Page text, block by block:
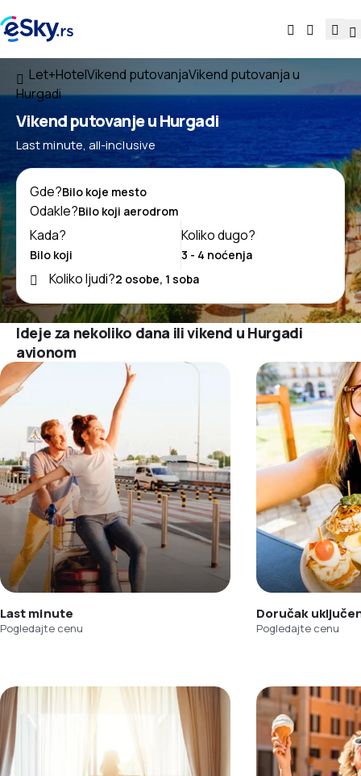
Let+HotelVikend putovanjaVikend putovanja u
Hurgadi
Vikend putovanje u Hurgadi
Last minute, all-inclusive
Gde?
Odakle?
Kada?
Koliko dugo?
Koliko ljudi?
Ideje za nekoliko dana ili vikend u Hurgadi
avionom
Last minute
Pogledajte cenu
Doručak
Pogledajte cenu